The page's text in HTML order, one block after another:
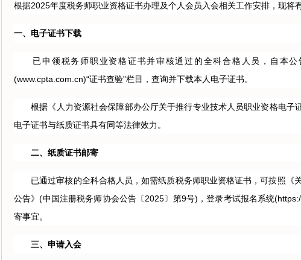
根据2025年度税务师职业资格证书办理及个人会员入会相关工作安排，现将
一、电子证书下载
已申领税务师职业资格证书并审核通过的全科合格人员，自本公
(www.cpta.com.cn)“证书查验”栏目，查询并下载本人电子证书。
根据《人力资源社会保障部办公厅关于推行专业技术人员职业资格电子
电子证书与纸质证书具有同等法律效力。
二、纸质证书邮寄
已通过审核的全科合格人员，如需纸质税务师职业资格证书，可按照《
公告》(中国注册税务师协会公告〔2025〕第9号)，登录考试报名系统
寄事宜。
三、申请入会